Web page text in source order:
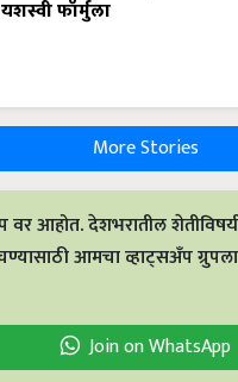
फॉर्मुला
More Stories
वर आहोत. देशभरातील
आमचा व्हाट्सअँप
Join on WhatsApp